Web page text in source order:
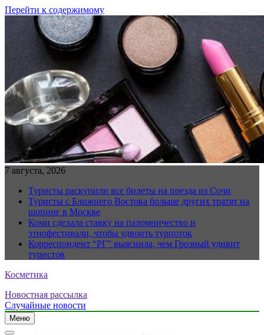
Перейти к содержимому
7 августа, 2026
Туристы раскупили все билеты на поезда из Сочи
Туристы с Ближнего Востока больше других тратят на
шопинг в Москве
Коми сделала ставку на паломничество и
этнофестивали, чтобы удвоить турпоток
Корреспондент “РГ” выяснила, чем Грозный удивит
туристов
Косметика
Новостная рассылка
Случайные новости
Меню